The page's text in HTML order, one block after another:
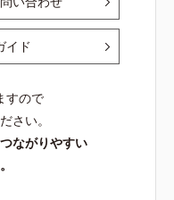
イド
すので
さい。
ながりやすい